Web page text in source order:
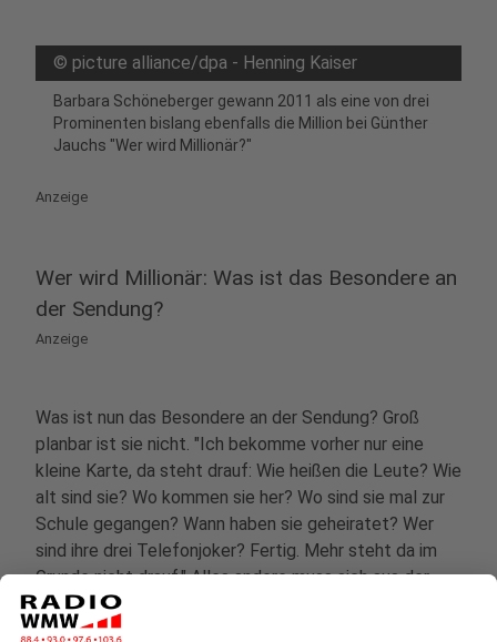
© picture alliance/dpa - Henning Kaiser
Barbara Schöneberger gewann 2011 als eine von drei
Prominenten bislang ebenfalls die Million bei Günther
Jauchs "Wer wird Millionär?"
Anzeige
Wer wird Millionär: Was ist das Besondere an
der Sendung?
Anzeige
Was ist nun das Besondere an der Sendung? Groß
planbar ist sie nicht. "Ich bekomme vorher nur eine
kleine Karte, da steht drauf: Wie heißen die Leute? Wie
alt sind sie? Wo kommen sie her? Wo sind sie mal zur
Schule gegangen? Wann haben sie geheiratet? Wer
sind ihre drei Telefonjoker? Fertig. Mehr steht da im
Grunde nicht drauf." Alles andere muss sich aus der
Situation ergeben. Und damit nähert man sich auch
schon dem eigentlichen Erfolgsgeheimnis der